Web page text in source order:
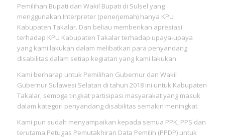
Pemilihan Bupati dan Wakil Bupati di Sulsel yang
menggunakan Interpreter (penerjemah) hanya KPU
Kabupaten Takalar. Dan beliau memberikan apresiasi
terhadap KPU Kabupaten Takalar terhadap upaya-upaya
yang kami lakukan dalam melibatkan para penyandang
disabilitas dalam setiap kegiatan yang kami lakukan.
Kami berharap untuk Pemilihan Gubernur dan Wakil
Gubernur Sulawesi Selatan di tahun 2018 ini untuk Kabupaten
Takalar, semoga tingkat partisipasi masyarakat yang masuk
dalam kategori penyandang disabilitas semakin meningkat.
Kami pun sudah menyampaikan kepada semua PPK, PPS dan
terutama Petugas Pemutakhiran Data Pemilih (PPDP) untuk